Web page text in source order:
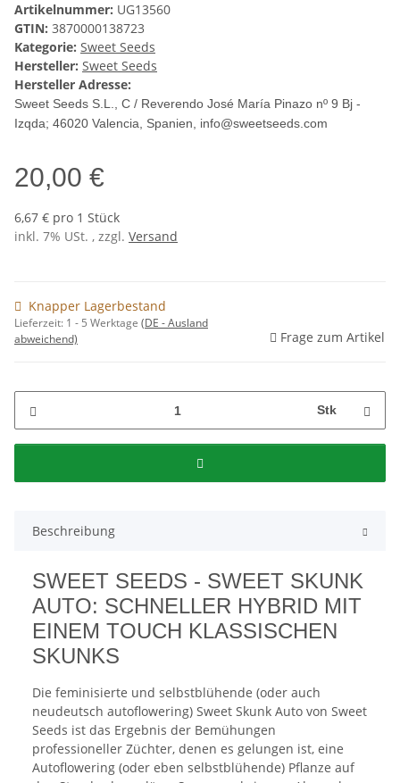
Artikelnummer: UG13560
GTIN: 3870000138723
Kategorie: Sweet Seeds
Hersteller: Sweet Seeds
Hersteller Adresse:
Sweet Seeds S.L., C / Reverendo José María Pinazo nº 9 Bj -
Izqda; 46020 Valencia, Spanien, info@sweetseeds.com
20,00 €
6,67 € pro 1 Stück
inkl. 7% USt. , zzgl. Versand
Knapper Lagerbestand
Lieferzeit: 1 - 5 Werktage (DE - Ausland
abweichend)
Frage zum Artikel
Stk
Beschreibung
SWEET SEEDS - SWEET SKUNK
AUTO: SCHNELLER HYBRID MIT
EINEM TOUCH KLASSISCHEN
SKUNKS
Die feminisierte und selbstblühende (oder auch
neudeutsch autoflowering) Sweet Skunk Auto von Sweet
Seeds ist das Ergebnis der Bemühungen
professioneller Züchter, denen es gelungen ist, eine
Autoflowering (oder eben selbstblühende) Pflanze auf